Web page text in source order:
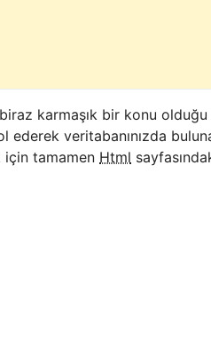
karmaşık bir konu
ederek veritabanınızda
için tamamen Html